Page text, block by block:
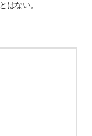
はない。